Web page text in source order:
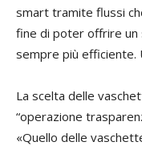
smart tramite flussi
fine di poter offrire un
sempre più efficiente.
La scelta delle
“operazione
«Quello delle